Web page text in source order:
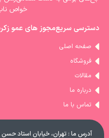
خواص
دسترسی سریعمجوز های عمو
صفحه اصلی
فروشگاه
مقالات
درباره ما
تماس با ما